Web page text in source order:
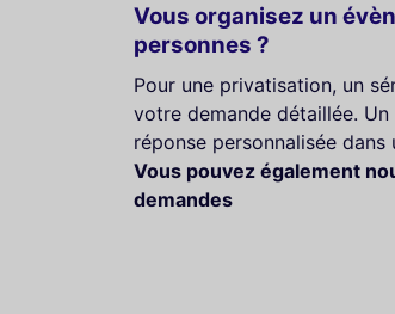
Vous organisez un
personnes ?
Pour une privatisation, un
votre demande détaillée.
réponse personnalisée
Vous pouvez également
demandes